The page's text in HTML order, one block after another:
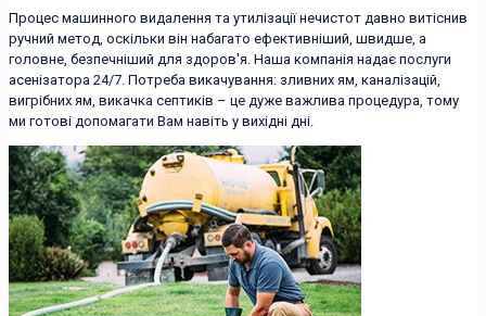
Процес машинного видалення та утилізації нечистот давно витіснив
ручний метод, оскільки він набагато ефективніший, швидше, а
головне, безпечніший для здоров'я. Наша компанія надає послуги
асенізатора 24/7. Потреба викачування: зливних ям, каналізацій,
вигрібних ям, викачка септиків – це дуже важлива процедура, тому
ми готові допомагати Вам навіть у вихідні дні.